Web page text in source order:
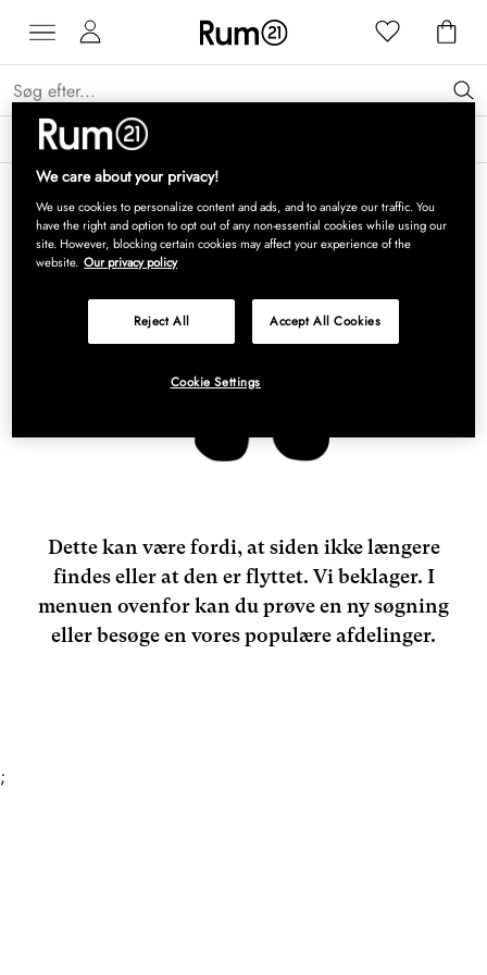
Få 15 % på Grythyttan Stålmöbler* →
Dette kan være fordi, at siden ikke længere
findes eller at den er flyttet. Vi beklager. I
menuen ovenfor kan du prøve en ny søgning
eller besøge en vores populære afdelinger.
;
We care about your privacy!
We use cookies to personalize content and ads, and to analyze our traffic. You
have the right and option to opt out of any non-essential cookies while using our
site. However, blocking certain cookies may affect your experience of the
website. Our privacy policy
Reject All Accept All Cookies
Cookie Settings